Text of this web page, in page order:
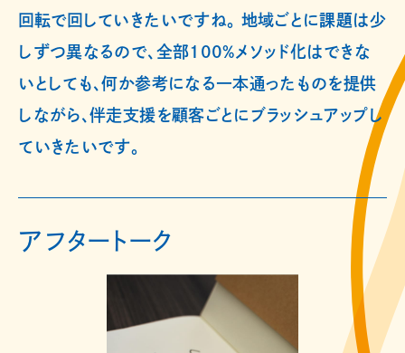
回転で回していきたいですね。 地域ごとに課題は少
しずつ異なるので、全部100%メソッド化はできな
いとしても、何か参考になる一本通ったものを提供
しながら、伴走支援を顧客ごとにブラッシュアップし
ていきたいです。
アフタートーク